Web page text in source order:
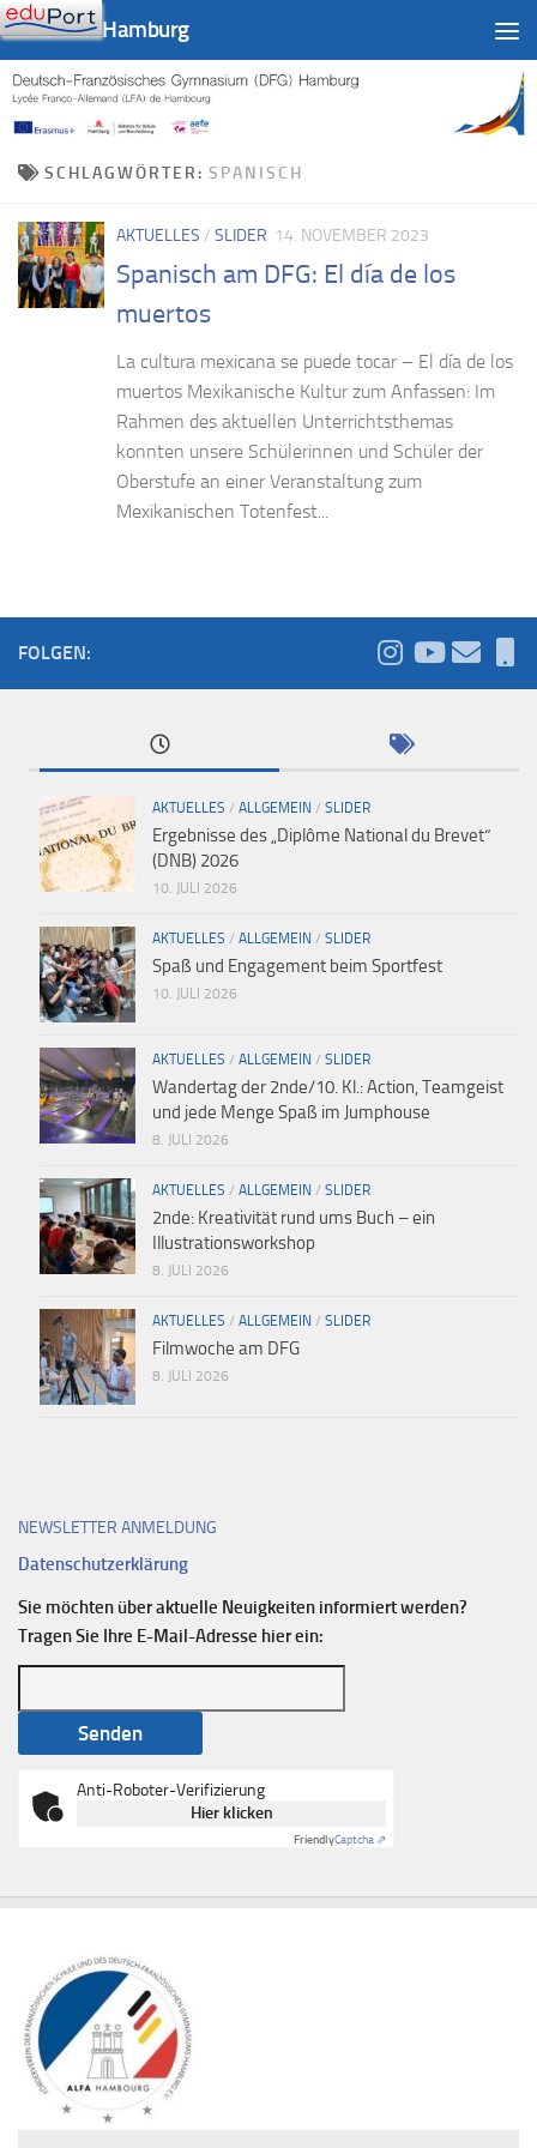
Zum Inhalt springen
DFG-LFA Hamburg
SCHLAGWÖRTER:SPANISCH
AKTUELLES / SLIDER 14. NOVEMBER 2023
Spanisch am DFG: El día de los
muertos
La cultura mexicana se puede tocar – El día de los
muertos Mexikanische Kultur zum Anfassen: Im
Rahmen des aktuellen Unterrichtsthemas
konnten unsere Schülerinnen und Schüler der
Oberstufe an einer Veranstaltung zum
Mexikanischen Totenfest...
FOLGEN:
AKTUELLES / ALLGEMEIN / SLIDER
Ergebnisse des „Diplôme National du Brevet“
(DNB) 2026
10. JULI 2026
AKTUELLES / ALLGEMEIN / SLIDER
Spaß und Engagement beim Sportfest
10. JULI 2026
AKTUELLES / ALLGEMEIN / SLIDER
Wandertag der 2nde/10. Kl.: Action, Teamgeist
und jede Menge Spaß im Jumphouse
8. JULI 2026
AKTUELLES / ALLGEMEIN / SLIDER
2nde: Kreativität rund ums Buch – ein
Illustrationsworkshop
8. JULI 2026
AKTUELLES / ALLGEMEIN / SLIDER
Filmwoche am DFG
8. JULI 2026
NEWSLETTER ANMELDUNG
Datenschutzerklärung
Sie möchten über aktuelle Neuigkeiten informiert werden?
Tragen Sie Ihre E-Mail-Adresse hier ein:
Anti-Roboter-Verifizierung
Hier klicken
FriendlyCaptcha ⇗